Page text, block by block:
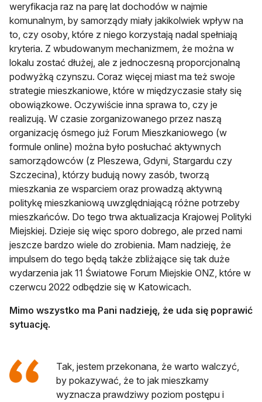
weryfikacja raz na parę lat dochodów w najmie
komunalnym, by samorządy miały jakikolwiek wpływ na
to, czy osoby, które z niego korzystają nadal spełniają
kryteria. Z wbudowanym mechanizmem, że można w
lokalu zostać dłużej, ale z jednoczesną proporcjonalną
podwyżką czynszu. Coraz więcej miast ma też swoje
strategie mieszkaniowe, które w międzyczasie stały się
obowiązkowe. Oczywiście inna sprawa to, czy je
realizują. W czasie zorganizowanego przez naszą
organizację ósmego już Forum Mieszkaniowego (w
formule online) można było posłuchać aktywnych
samorządowców (z Pleszewa, Gdyni, Stargardu czy
Szczecina), którzy budują nowy zasób, tworzą
mieszkania ze wsparciem oraz prowadzą aktywną
politykę mieszkaniową uwzględniającą różne potrzeby
mieszkańców. Do tego trwa aktualizacja Krajowej Polityki
Miejskiej. Dzieje się więc sporo dobrego, ale przed nami
jeszcze bardzo wiele do zrobienia. Mam nadzieję, że
impulsem do tego będą także zbliżające się tak duże
wydarzenia jak 11 Światowe Forum Miejskie ONZ, które w
czerwcu 2022 odbędzie się w Katowicach.
Mimo wszystko ma Pani nadzieję, że uda się poprawić
sytuację.
Tak, jestem przekonana, że warto walczyć,
by pokazywać, że to jak mieszkamy
wyznacza prawdziwy poziom postępu i